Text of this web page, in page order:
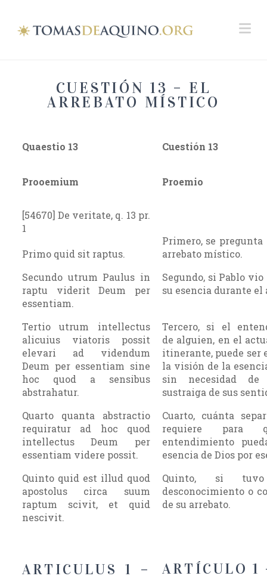
CUESTIÓN 13 – EL
ARREBATO MÍSTICO
Quaestio 13 Cuestión 13
Prooemium Proemio
[54670] De veritate, q. 13 pr.
1
Primo quid sit raptus.
Primero, se pregunta
arrebato místico.
Secundo utrum Paulus in
raptu viderit Deum per
essentiam.
Segundo, si Pablo vio
su esencia durante el
Tertio utrum intellectus
alicuius viatoris possit
elevari ad videndum
Deum per essentiam sine
hoc quod a sensibus
abstrahatur.
Tercero, si el
de alguien, en el
itinerante, puede ser
la visión de la
sin necesidad
sustraiga de sus
Quarto quanta abstractio
requiratur ad hoc quod
intellectus Deum per
essentiam videre possit.
Cuarto, cuánta
requiere para
entendimiento
esencia de Dios por
Quinto quid est illud quod
apostolus circa suum
raptum scivit, et quid
nescivit.
Quinto, si
desconocimiento o
de su arrebato.
ARTICULUS 1 –
ARTÍCULO 1